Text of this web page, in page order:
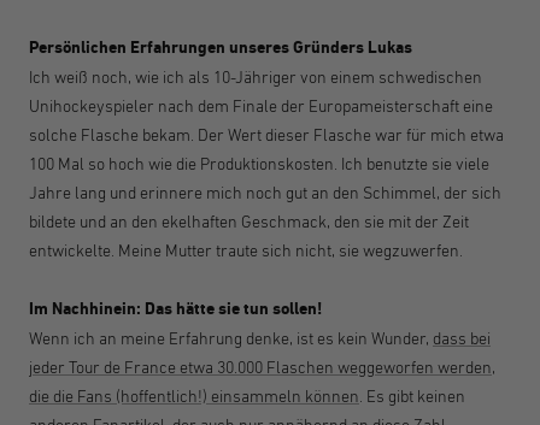
Persönlichen Erfahrungen unseres Gründers Lukas
Ich weiß noch, wie ich als 10-Jähriger von einem schwedischen
Unihockeyspieler nach dem Finale der Europameisterschaft eine
solche Flasche bekam. Der Wert dieser Flasche war für mich etwa
100 Mal so hoch wie die Produktionskosten. Ich benutzte sie viele
Jahre lang und erinnere mich noch gut an den Schimmel, der sich
bildete und an den ekelhaften Geschmack, den sie mit der Zeit
entwickelte. Meine Mutter traute sich nicht, sie wegzuwerfen.
Im Nachhinein: Das hätte sie tun sollen!
Wenn ich an meine Erfahrung denke, ist es kein Wunder, dass bei
jeder Tour de France etwa 30.000 Flaschen weggeworfen werden,
die die Fans (hoffentlich!) einsammeln können . Es gibt keinen